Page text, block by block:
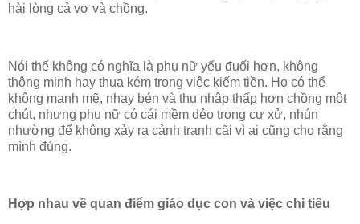
hài lòng cả vợ và chồng.
Nói thế không có nghĩa là phụ nữ yếu đuối hơn, không
thông minh hay thua kém trong việc kiếm tiền. Họ có thể
không mạnh mẽ, nhạy bén và thu nhập thấp hơn chồng một
chút, nhưng phụ nữ có cái mềm dẻo trong cư xử, nhún
nhường để không xảy ra cảnh tranh cãi vì ai cũng cho rằng
mình đúng.
Hợp nhau về quan điểm giáo dục con và việc chi tiêu